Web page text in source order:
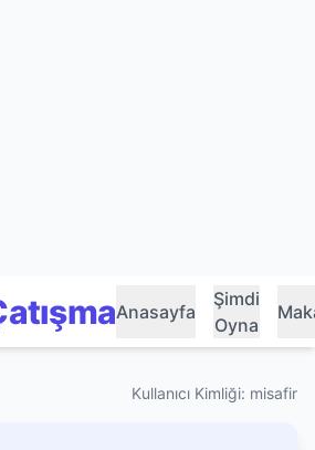
Anasayfa
Şimdi
Oyna
Kullanıcı Kimliği: misafir